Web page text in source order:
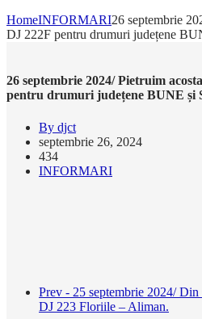
HomeINFORMARI26 septembrie
DJ 222F pentru drumuri județene
26 septembrie 2024/ Pietruim
pentru drumuri județene BUNE și
By djct
septembrie 26, 2024
434
INFORMARI
Prev - 25 septembrie 2024/
DJ 223 Floriile – Aliman.